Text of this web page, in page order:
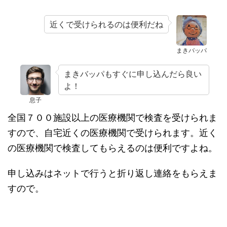
まきバッパ
近くで受けられるのは便利だね
息子
まきバッパもすぐに申し込んだら良い
よ！
全国７００施設以上の医療機関で検査を受けられま
すので、自宅近くの医療機関で受けられます。近く
の医療機関で検査してもらえるのは便利ですよね。
申し込みはネットで行うと折り返し連絡をもらえま
すので。